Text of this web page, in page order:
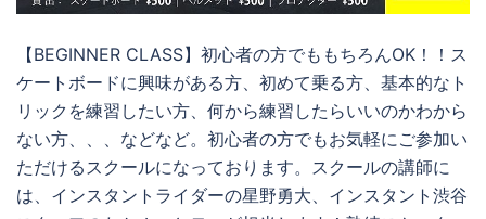
【BEGINNER CLASS】初心者の方でももちろんOK！！ス
ケートボードに興味がある方、初めて乗る方、基本的なト
リックを練習したい方、何から練習したらいいのかわから
ない方、、、などなど。初心者の方でもお気軽にご参加い
ただけるスクールになっております。スクールの講師に
は、インスタントライダーの星野勇大、インスタント渋谷